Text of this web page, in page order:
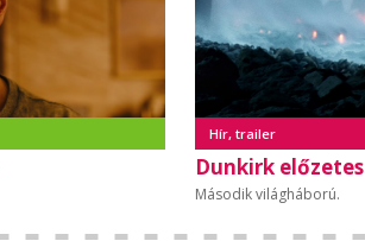
Hír, trailer
Dunkirk előzetes
Második világháború.